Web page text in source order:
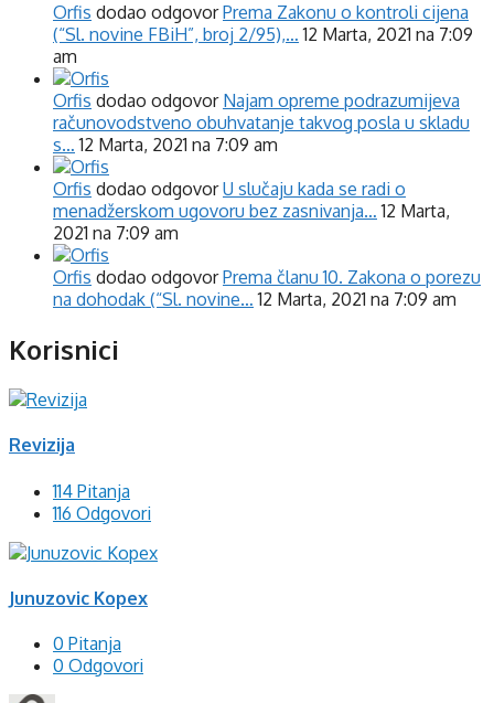
Orfis dodao odgovorPrema Zakonu o kontroli cijena
(“Sl. novine FBiH”, broj 2/95),… 12 Marta, 2021 na 7:09
am
Orfis dodao odgovor Najam opreme podrazumijeva
računovodstveno obuhvatanje takvog posla u skladu
s… 12 Marta, 2021 na 7:09 am
Orfis dodao odgovorU slučaju kada se radi o
menadžerskom ugovoru bez zasnivanja… 12 Marta,
2021 na 7:09 am
Orfis dodao odgovorPrema članu 10. Zakona o porezu
na dohodak (“Sl. novine… 12 Marta, 2021 na 7:09 am
Korisnici
Revizija
114 Pitanja
116 Odgovori
Junuzovic Kopex
0 Pitanja
0 Odgovori